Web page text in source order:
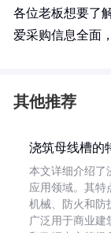
各位老板想要了
爱采购信息全面
其他推荐
浇筑母线槽的
本文详细介绍了
应用领域。其特
机械、防火和防
广泛用于商业建